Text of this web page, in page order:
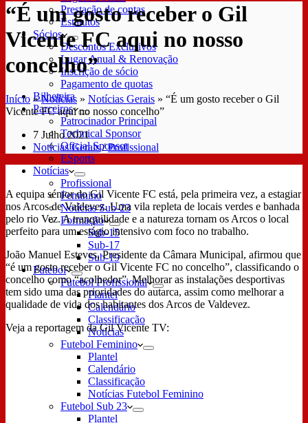
Prestação de contas
Estatutos
Sócios
Descontos Exclusivos
Lugar Anual & Renovação
Inscrição de sócio
Pagamento de quotas
Bilheteira
Parceiros
Patrocinador Principal
Technical Sponsor
Oficial Sponsor
ESports
Notícias
Profissional
Feminino
Notícias Sub-23
Formação
Sub-15
Sub-17
Sub-19
Futebol
Futebol Profissional
Plantel
Calendário
Classificação
Notícias
Futebol Feminino
Plantel
Calendário
Classificação
Notícias Futebol Feminino
Futebol Sub 23
Plantel
“É um gosto receber o Gil
Vicente FC aqui no nosso
concelho”
Início »Notícias » Notícias Gerais » “É um gosto receber o Gil
Vicente FC aqui no nosso concelho”
7 Julho 2021
Notícias Gerais/Profissional
A equipa sénior do Gil Vicente FC está, pela primeira vez, a estagiar
nos Arcos de Valdevez. Uma vila repleta de locais verdes e banhada
pelo rio Vez. A tranquilidade e a natureza tornam os Arcos o local
perfeito para um estágio intensivo com foco no trabalho.
João Manuel Esteves, Presidente da Câmara Municipal, afirmou que
“é um gosto receber o Gil Vicente FC no concelho”, classificando o
concelho como “acolhedor”. Melhorar as instalações desportivas
tem sido uma das prioridades do autarca, assim como melhorar a
qualidade de vida dos habitantes dos Arcos de Valdevez.
Veja a reportagem da Gil Vicente TV: